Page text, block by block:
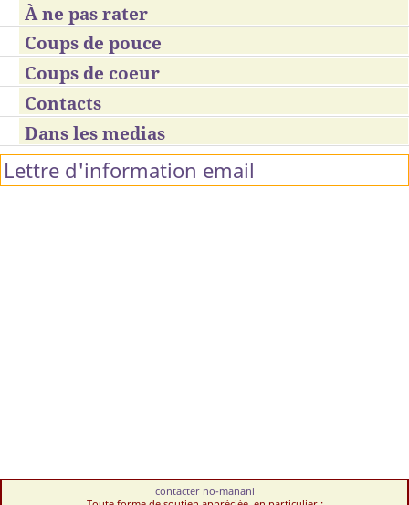
À ne pas rater
Coups de pouce
Coups de coeur
Contacts
Dans les medias
Lettre d'information email
contacter no-manani